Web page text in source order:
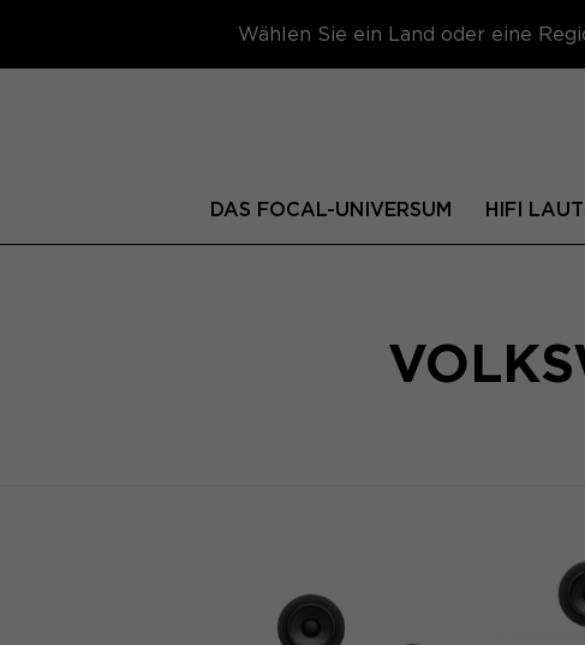
Wählen Sie ein Land oder eine
DAS FOCAL-UNIVERSUM HIFI